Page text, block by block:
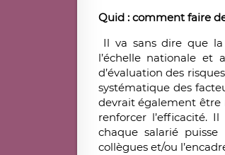
Quid : comment faire
Il va sans dire que la
l’échelle nationale et
d’évaluation des
systématique des
devrait également être
renforcer l’efficacité.
chaque salarié
collègues et/ou